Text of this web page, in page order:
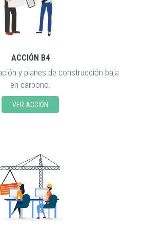
ACCIÓN B4
y planes de construcción baja
en carbono.
VER ACCIÓN